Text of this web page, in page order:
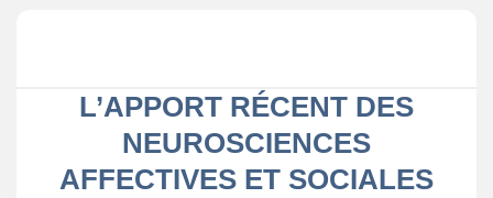
L’APPORT RÉCENT DES
NEUROSCIENCES
AFFECTIVES ET SOCIALES